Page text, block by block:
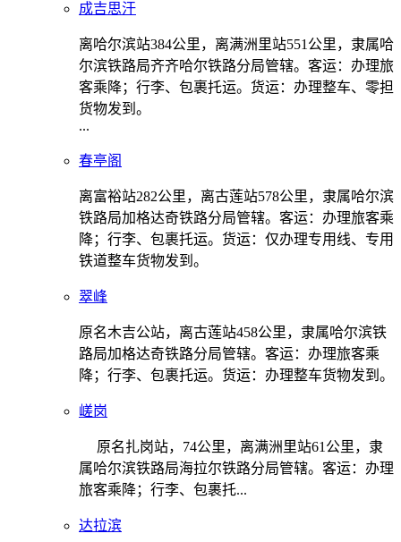
成吉思汗
离哈尔滨站384公里，离满洲里站551公里，隶属哈
尔滨铁路局齐齐哈尔铁路分局管辖。客运：办理旅
客乘降；行李、包裹托运。货运：办理整车、零担
货物发到。
...
春亭阁
离富裕站282公里，离古莲站578公里，隶属哈尔滨
铁路局加格达奇铁路分局管辖。客运：办理旅客乘
降；行李、包裹托运。货运：仅办理专用线、专用
铁道整车货物发到。
翠峰
原名木吉公站，离古莲站458公里，隶属哈尔滨铁
路局加格达奇铁路分局管辖。客运：办理旅客乘
降；行李、包裹托运。货运：办理整车货物发到。
嵯岗
原名扎岗站，74公里，离满洲里站61公里，隶
属哈尔滨铁路局海拉尔铁路分局管辖。客运：办理
旅客乘降；行李、包裹托...
达拉滨